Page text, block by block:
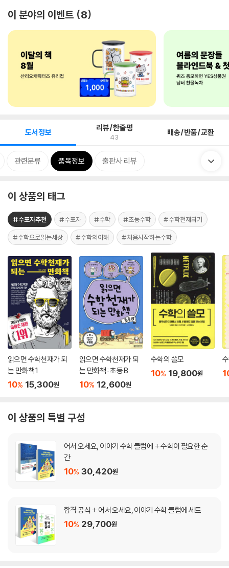
이 분야의 이벤트 8
도서정보 리뷰/한줄평
43 배송/반품/교환
관련분류 품목정보 출판사 리뷰
이 상품의 태그
#수포자추천 #수포자 #수학 #초등수학 #수학천재되기
#수학으로읽는세상 #수학의이해 #처음시작하는수학
읽으면 수학천재가 되
는 만화책 1
10% 15,300원
읽으면 수학천재가 되
는 만화책 : 초등 B
10% 12,600원
수학의 쓸모
10% 19,800원
이 상품의 특별 구성
어서 오세요, 이야기 수학 클럽에 + 수학이 필요한 순
간
10% 30,420원
합격 공식 + 어서 오세요, 이야기 수학 클럽에 세트
10% 29,700원